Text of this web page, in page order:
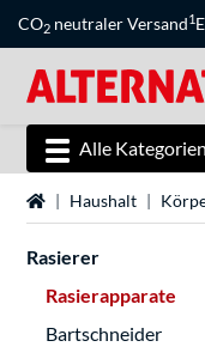
CO2 neutraler Versand1
Alle Kategorien
StartseiteHaushalt
Rasierer
Rasierapparate
Bartschneider